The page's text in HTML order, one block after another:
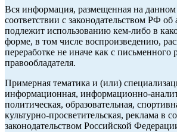
Вся информация, размещенная на данном
соответствии с законодательством РФ об
подлежит использованию кем-либо в
форме, в том числе воспроизведению,
переработке не иначе как с письменного
правообладателя.
Примерная тематика и (или)
информационная, информационно-
политическая, образовательная,
культурно-просветительская, реклама в
законодательством Российской